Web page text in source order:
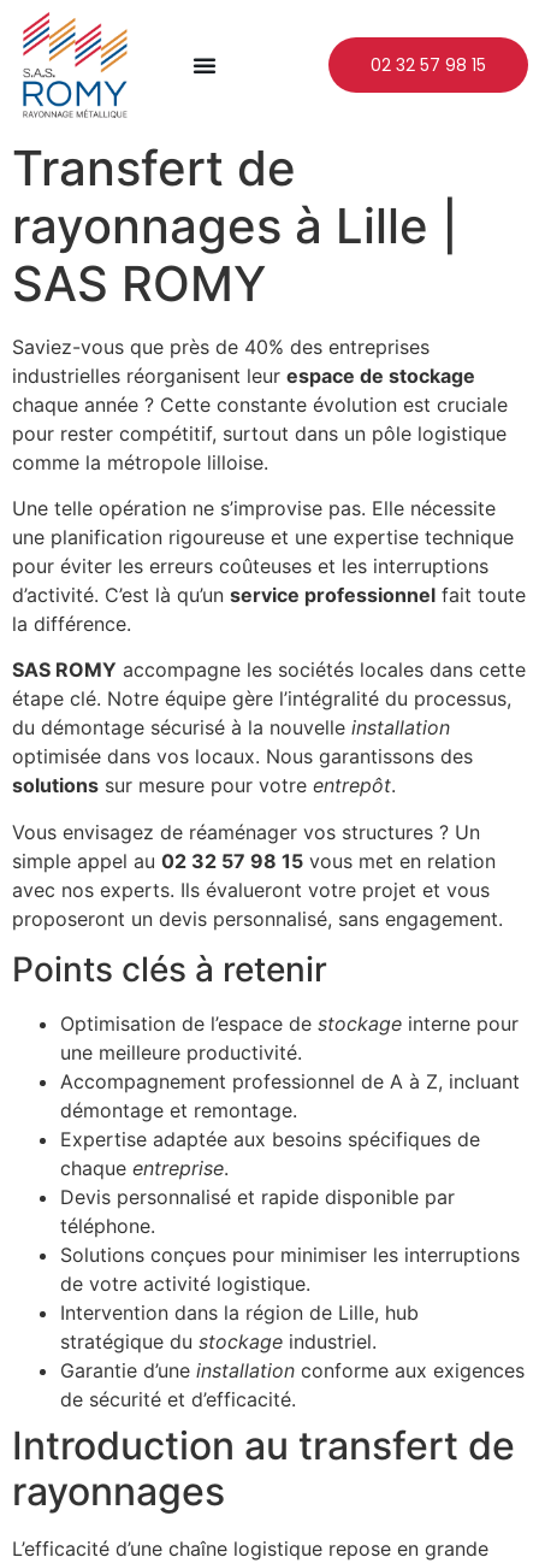
02 32 57 98 15
Transfert de
rayonnages à Lille |
SAS ROMY
Saviez-vous que près de 40% des entreprises
industrielles réorganisent leur espace de stockage
chaque année ? Cette constante évolution est cruciale
pour rester compétitif, surtout dans un pôle logistique
comme la métropole lilloise.
Une telle opération ne s’improvise pas. Elle nécessite
une planification rigoureuse et une expertise technique
pour éviter les erreurs coûteuses et les interruptions
d’activité. C’est là qu’un service professionnel fait toute
la différence.
SAS ROMY accompagne les sociétés locales dans cette
étape clé. Notre équipe gère l’intégralité du processus,
du démontage sécurisé à la nouvelle installation
optimisée dans vos locaux. Nous garantissons des
solutions sur mesure pour votre entrepôt.
Vous envisagez de réaménager vos structures ? Un
simple appel au 02 32 57 98 15 vous met en relation
avec nos experts. Ils évalueront votre projet et vous
proposeront un devis personnalisé, sans engagement.
Points clés à retenir
Optimisation de l’espace de stockage interne pour
une meilleure productivité.
Accompagnement professionnel de A à Z, incluant
démontage et remontage.
Expertise adaptée aux besoins spécifiques de
chaque entreprise.
Devis personnalisé et rapide disponible par
téléphone.
Solutions conçues pour minimiser les interruptions
de votre activité logistique.
Intervention dans la région de Lille, hub
stratégique du stockage industriel.
Garantie d’une installation conforme aux exigences
de sécurité et d’efficacité.
Introduction au transfert de
rayonnages
L’efficacité d’une chaîne logistique repose en grande